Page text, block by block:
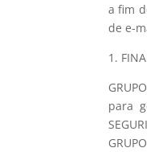
a fim
de e-
1.
para